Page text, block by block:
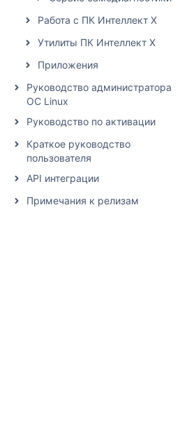
Работа с ПК Интеллект X
Утилиты ПК Интеллект X
Приложения
Руководство администратора
ОС Linux
Руководство по активации
Краткое руководство
пользователя
API интеграции
Примечания к релизам